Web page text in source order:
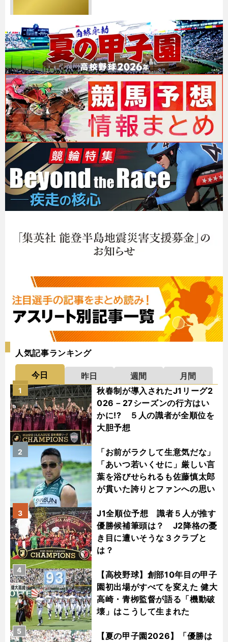
人気記事ランキング
今日 昨日 週間
月間
秋春制が導入されたJ1リーグ2
026－27シーズンの行方はい
かに!? ５人の識者が全順位を
大胆予想
1
「お前がラクして生意気だな」
「あいつ若いくせに」厳しい言
葉を浴びせられるも佐藤慎太郎
が貫いた誇りとファンへの思い
2
J1全順位予想 識者５人が推す
優勝候補筆頭は？ J2降格の憂
き目に遭いそうな３クラブと
は？
3
【高校野球】創部10年目の甲子
園初出場がすべてを変えた 健大
高崎・青栁監督が語る「機動破
壊」はこうして生まれた
4
【夏の甲子園2026】「優勝は
5